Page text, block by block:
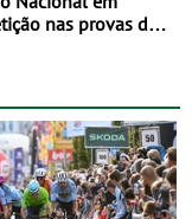
nas provas de